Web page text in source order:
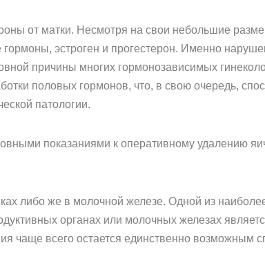
от матки. Несмотря на свои небольшие
эстроген и прогестерон. Именно
причины многих гормонозависимых
половых гормонов, что, в свою очередь,
патологии.
показаниями к оперативному удалению
либо же в молочной железе. Одной из
органах или молочных железах
чаще всего остается единственно возможным